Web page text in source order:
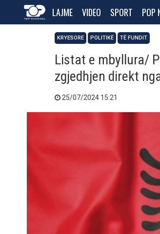
LAJME VIDEO SPORT POP
KRYESORE POLITIKË TË FUNDIT
Listat e mbyllura/
zgjedhjen direkt
25/07/2024 15:21